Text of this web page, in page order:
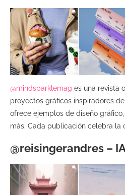
@mindsparklemag es una revista
proyectos gráficos inspiradores
ofrece ejemplos de diseño
más. Cada publicación celebra la
@reisingerandres –